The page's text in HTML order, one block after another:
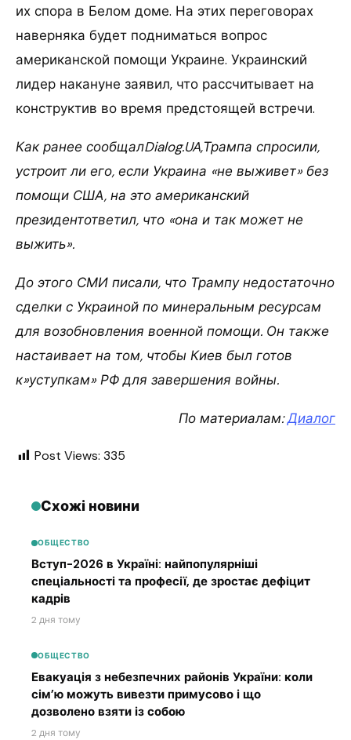
их спора в Белом доме. На этих переговорах
наверняка будет подниматься вопрос
американской помощи Украине. Украинский
лидер накануне заявил, что рассчитывает на
конструктив во время предстоящей встречи.
Как ранее сообщалDialog.UA,Трампа спросили,
устроит ли его, если Украина «не выживет» без
помощи США, на это американский
президентответил, что «она и так может не
выжить».
До этого СМИ писали, что Трампу недостаточно
сделки с Украиной по минеральным ресурсам
для возобновления военной помощи. Он также
настаивает на том, чтобы Киев был готов
к»уступкам» РФ для завершения войны.
По материалам:Диалог
Post Views: 335
Схожі новини
ОБЩЕСТВО
Вступ-2026 в Україні: найпопулярніші
спеціальності та професії, де зростає дефіцит
кадрів
2 дня тому
ОБЩЕСТВО
Евакуація з небезпечних районів України: коли
сім’ю можуть вивезти примусово і що
дозволено взяти із собою
2 дня тому